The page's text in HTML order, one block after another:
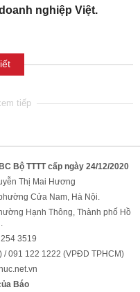
nghiệp Việt.
Bộ TTTT cấp ngày 24/12/2020
Thị Mai Hương
Cửa Nam, Hà Nội.
Hạnh Thông, Thành phố Hồ
3519
/ 091 122 1222 (VPĐD TPHCM)
Báo